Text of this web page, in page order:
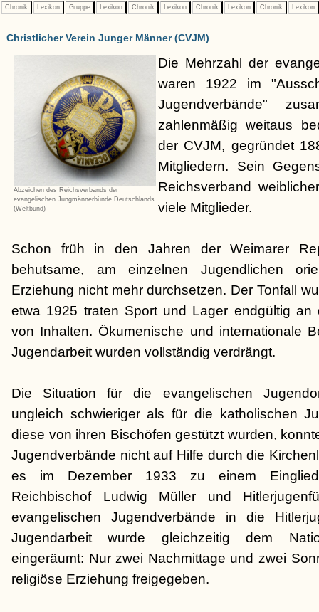
Chronik Lexikon Gruppe Lexikon Chronik Lexikon Chronik Lexikon Chronik Lexikon
Christlicher Verein Junger Männer (CVJM)
Abzeichen des Reichsverbands der
evangelischen Jungmännerbünde Deutschlands
(Weltbund)
Die Mehrzahl der
waren 1922 im
Jugendverbände"
zahlenmäßig weitaus
der CVJM, gegründet
Mitgliedern. Sein
Reichsverband
viele Mitglieder.
Schon früh in den Jahren der Weimarer
behutsame, am einzelnen Jugendlichen
Erziehung nicht mehr durchsetzen. Der Tonfall
etwa 1925 traten Sport und Lager endgültig an
von Inhalten. Ökumenische und internationale
Jugendarbeit wurden vollständig verdrängt.
Die Situation für die evangelischen
ungleich schwieriger als für die katholischen
diese von ihren Bischöfen gestützt wurden,
Jugendverbände nicht auf Hilfe durch die
es im Dezember 1933 zu einem
Reichbischof Ludwig Müller und
evangelischen Jugendverbände in die
Jugendarbeit wurde gleichzeitig dem
eingeräumt: Nur zwei Nachmittage und zwei
religiöse Erziehung freigegeben.